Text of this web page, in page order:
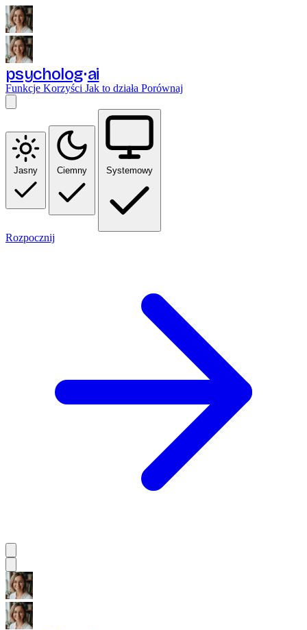
psycholog ai
Funkcje Korzyści Jak to działa Porównaj
Jasny Ciemny Systemowy
Rozpocznij